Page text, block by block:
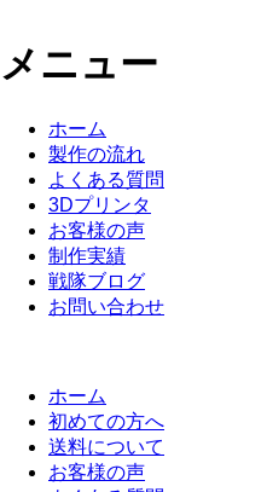
メニュー
ホーム
製作の流れ
よくある質問
3Dプリンタ
お客様の声
制作実績
戦隊ブログ
お問い合わせ
ホーム
初めての方へ
送料について
お客様の声